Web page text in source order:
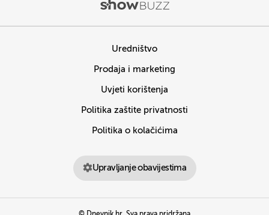
Uredništvo
Prodaja i marketing
Uvjeti korištenja
Politika zaštite privatnosti
Politika o kolačićima
Upravljanje obavijestima